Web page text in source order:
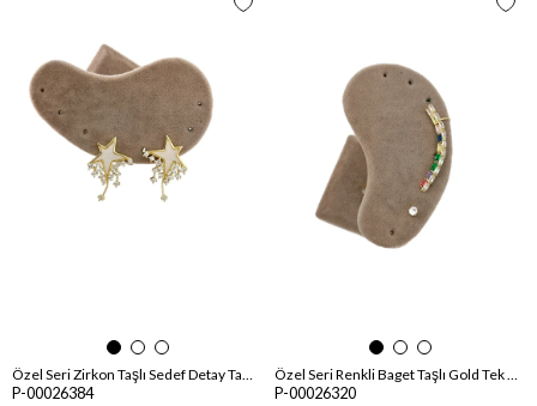
Özel Seri Zirkon Taşlı Sedef Detay Tasarım Yıldız Küpe
P-00026384
Özel Seri Renkli Baget Taşlı Gold Tek Taş Detay Kıkırdaklı Küpe
P-00026320